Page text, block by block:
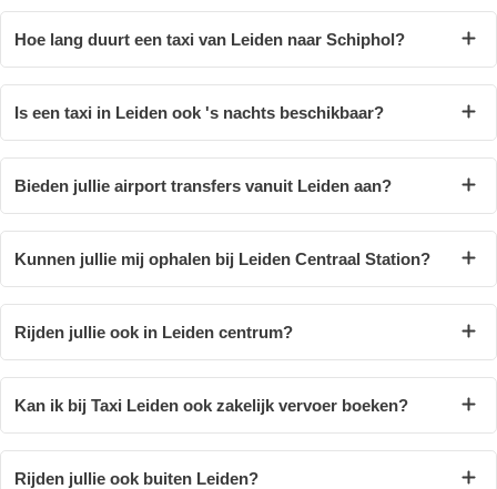
Hoe lang duurt een taxi van Leiden naar Schiphol?
Is een taxi in Leiden ook 's nachts beschikbaar?
Bieden jullie airport transfers vanuit Leiden aan?
Kunnen jullie mij ophalen bij Leiden Centraal Station?
Rijden jullie ook in Leiden centrum?
Kan ik bij Taxi Leiden ook zakelijk vervoer boeken?
Rijden jullie ook buiten Leiden?